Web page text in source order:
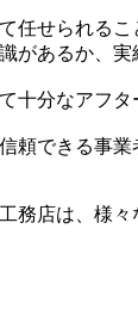
任せられる
があるか、
十分なアフ
頼できる事
務店は、様